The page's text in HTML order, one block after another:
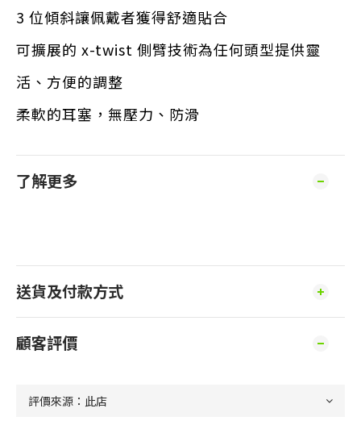
3 位傾斜讓佩戴者獲得舒適貼合
可擴展的 x-twist 側臂技術為任何頭型提供靈
活、方便的調整
柔軟的耳塞，無壓力、防滑
了解更多
送貨及付款方式
顧客評價